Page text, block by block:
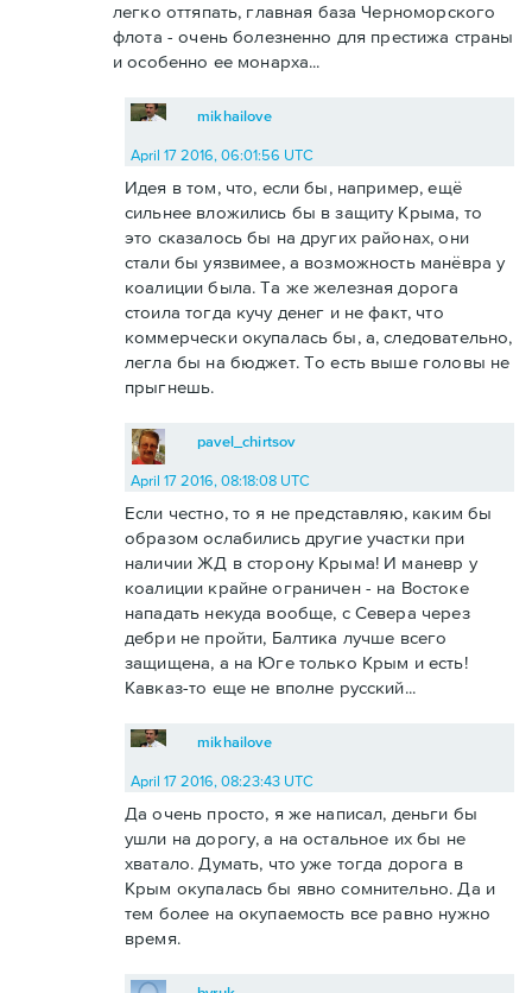
легко оттяпать, главная база Черноморского
флота - очень болезненно для престижа страны
и особенно ее монарха...
mikhailove
April 17 2016, 06:01:56 UTC
Идея в том, что, если бы, например, ещё
сильнее вложились бы в защиту Крыма, то
это сказалось бы на других районах, они
стали бы уязвимее, а возможность манёвра у
коалиции была. Та же железная дорога
стоила тогда кучу денег и не факт, что
коммерчески окупалась бы, а, следовательно,
легла бы на бюджет. То есть выше головы не
прыгнешь.
pavel_chirtsov
April 17 2016, 08:18:08 UTC
Если честно, то я не представляю, каким бы
образом ослабились другие участки при
наличии ЖД в сторону Крыма! И маневр у
коалиции крайне ограничен - на Востоке
нападать некуда вообще, с Севера через
дебри не пройти, Балтика лучше всего
защищена, а на Юге только Крым и есть!
Кавказ-то еще не вполне русский...
mikhailove
April 17 2016, 08:23:43 UTC
Да очень просто, я же написал, деньги бы
ушли на дорогу, а на остальное их бы не
хватало. Думать, что уже тогда дорога в
Крым окупалась бы явно сомнительно. Да и
тем более на окупаемость все равно нужно
время.